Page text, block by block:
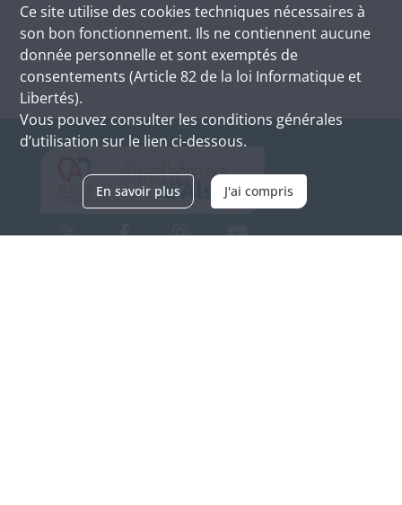
Ce site utilise des cookies techniques nécessaires à
son bon fonctionnement. Ils ne contiennent aucune
donnée personnelle et sont exemptés de
consentements (Article 82 de la loi Informatique et
Libertés).
Vous pouvez consulter les conditions générales
d’utilisation sur le lien ci-dessous.
En savoir plus J'ai compris